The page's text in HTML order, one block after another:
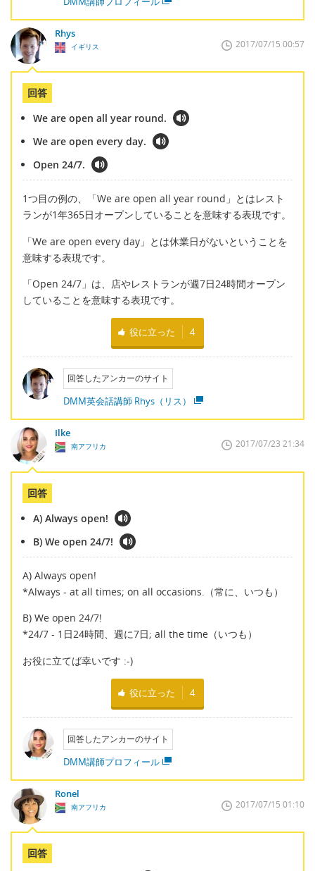
Rhys
イギリス 2017/07/15 00:57
回答
We are open all year round.
We are open every day.
Open 24/7.
1つ目の例の、「We are open all year round」とはレスト
ランが1年365日オープンしていることを意味する表現です。
「We are open every day」とは休業日がないということを
意味する表現です。
「Open 24/7」は、店やレストランが週7日24時間オープン
していることを意味する表現です。
役に立った 4
回答したアンカーのサイト
DMM英会話講師 Rhys（リス）
Ilke
南アフリカ 2017/07/23 21:34
回答
A) Always open!
B) We open 24/7!
A) Always open!
*Always - at all times; on all occasions.（常に、いつも）
B) We open 24/7!
*24/7 - 1日24時間、週に7日; all the time（いつも）
お役に立てば幸いです :-)
役に立った 4
回答したアンカーのサイト
DMM講師プロフィール
Ronel
南アフリカ 2017/07/15 01:10
回答